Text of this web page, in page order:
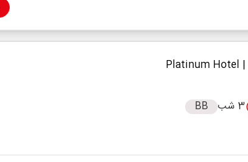
| Platinum Hotel
3 شب BB